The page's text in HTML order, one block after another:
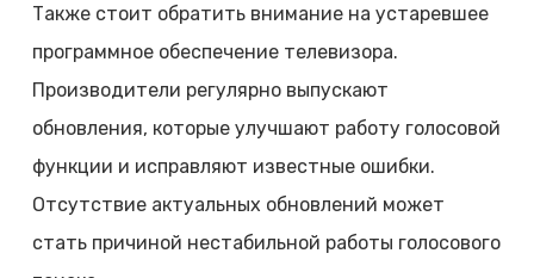
Также стоит обратить внимание на устаревшее
программное обеспечение телевизора.
Производители регулярно выпускают
обновления, которые улучшают работу голосовой
функции и исправляют известные ошибки.
Отсутствие актуальных обновлений может
стать причиной нестабильной работы голосового